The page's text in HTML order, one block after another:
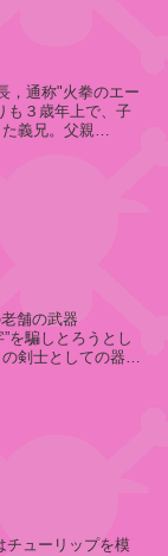
も３歳年上で、子
義兄。父親
を騙しとろうとし
剣士としての器に